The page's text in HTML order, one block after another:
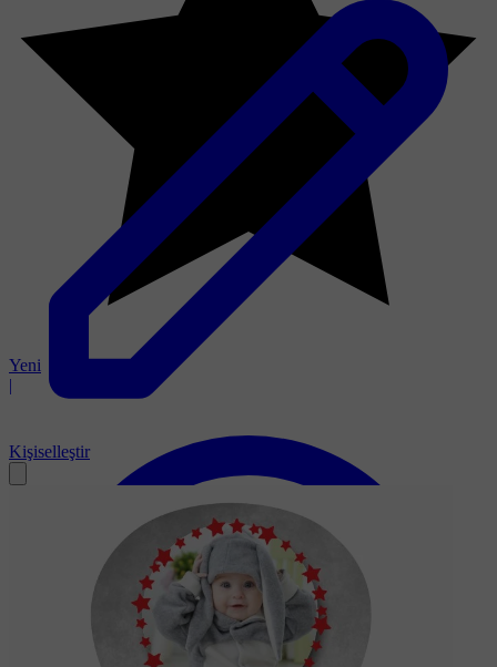
Yeni
|
Kişiselleştir